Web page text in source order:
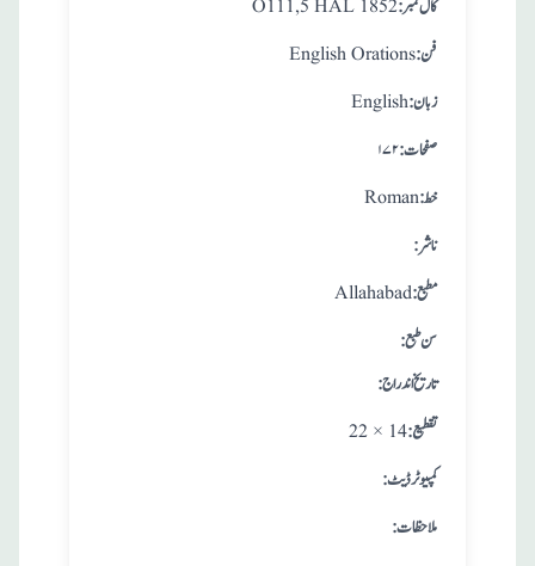
O111,5 HAL 1852:کال نمبر
English Orations :فن
English:زبان
۱۷۲:صفحات
Roman:خط
:ناشر
Allahabad:مطبع
: سن طبع
: تاريخ اندراج
22 × 14 :تقطيع
:کمپیوٹر ڈیٹ
:ملاحظات